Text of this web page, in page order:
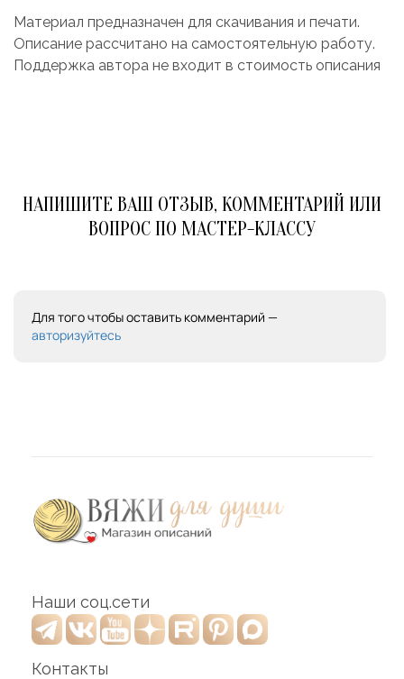
Материал предназначен для скачивания и печати.
Описание рассчитано на самостоятельную работу.
Поддержка автора не входит в стоимость описания
НАПИШИТЕ ВАШ ОТЗЫВ, КОММЕНТАРИЙ ИЛИ
ВОПРОС ПО МАСТЕР-КЛАССУ
Для того чтобы оставить комментарий —
авторизуйтесь
Наши соц.сети
Контакты